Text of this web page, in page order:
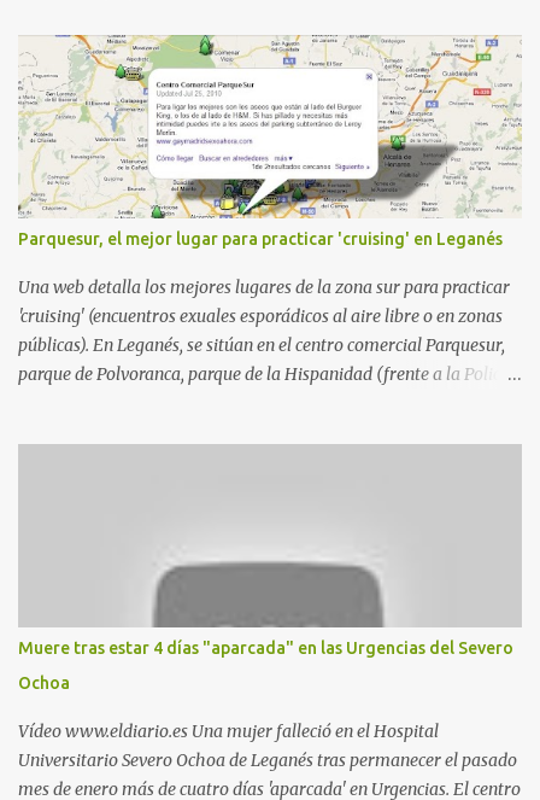
Parquesur, el mejor lugar para practicar 'cruising' en Leganés
Una web detalla los mejores lugares de la zona sur para practicar
'cruising' (encuentros exuales esporádicos al aire libre o en zonas
públicas). En Leganés, se sitúan en el centro comercial Parquesur,
parque de Polvoranca, parque de la Hispanidad (frente a la Policía
estadio municipal de Butarque) y caminos entre el estadio y Plaza
Nueva. Otro lugar: Escombrera de Polvoranca, entre Leganés y
Móstoles También en el parque de la Hispanidad, situado frente a
la Policía Local de Leganés de la calle Chile, 1, y junto al
cementerio de Butarque". Más información
Muere tras estar 4 días "aparcada" en las Urgencias del Severo
Ochoa
Vídeo www.eldiario.es Una mujer falleció en el Hospital
Universitario Severo Ochoa de Leganés tras permanecer el pasado
mes de enero más de cuatro días 'aparcada' en Urgencias. El centro